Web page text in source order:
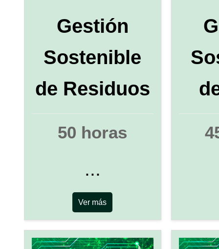
Gestión
Sostenible
de Residuos
50 horas
...
Ver más